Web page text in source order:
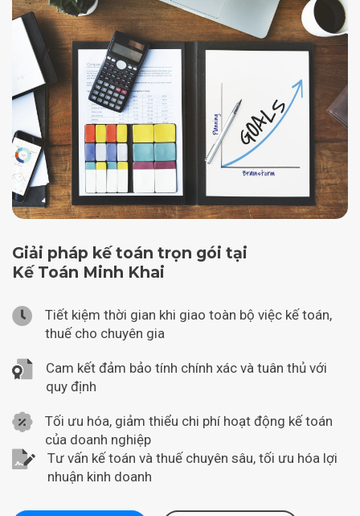
Giải pháp kế toán trọn gói tại
Kế Toán Minh Khai
Tiết kiệm thời gian khi giao toàn bộ việc kế toán,
thuế cho chuyên gia
Cam kết đảm bảo tính chính xác và tuân thủ với
quy định
Tối ưu hóa, giảm thiểu chi phí hoạt động kế toán
của doanh nghiệp
Tư vấn kế toán và thuế chuyên sâu, tối ưu hóa lợi
nhuận kinh doanh